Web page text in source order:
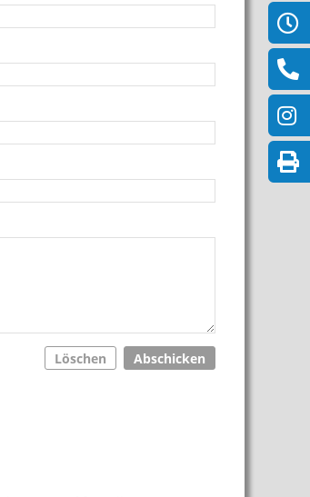
Löschen
Abschicken